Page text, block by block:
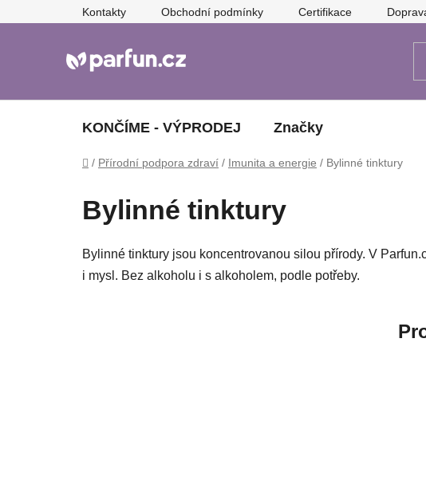
na
Kontakty Obchodní podmínky Certifikace
KONČÍME - VÝPRODEJ Značky
Domů
/ Přírodní podpora zdraví / Imunita a energie / Bylinné tinktury
Bylinné tinktury
Bylinné tinktury jsou koncentrovanou silou přírody. V
i mysl. Bez alkoholu i s alkoholem, podle potřeby.